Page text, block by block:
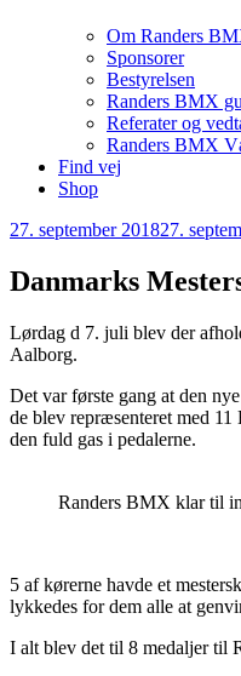
Om Randers
Sponsorer
Bestyrelsen
Randers BMX
Referater og
Randers BMX
Find vej
Shop
Udgivet
27. september 201827.
Danmarks
Lørdag d 7. juli blev der
Aalborg.
Det var første gang at den
de blev repræsenteret med
den fuld gas i pedalerne.
Randers BMX klar til
5 af kørerne havde et
lykkedes for dem alle at
I alt blev det til 8 medaljer til